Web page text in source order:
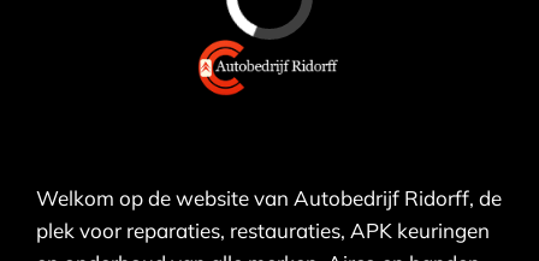
Welkom op de website van Autobedrijf Ridorff, de
plek voor reparaties, restauraties, APK keuringen